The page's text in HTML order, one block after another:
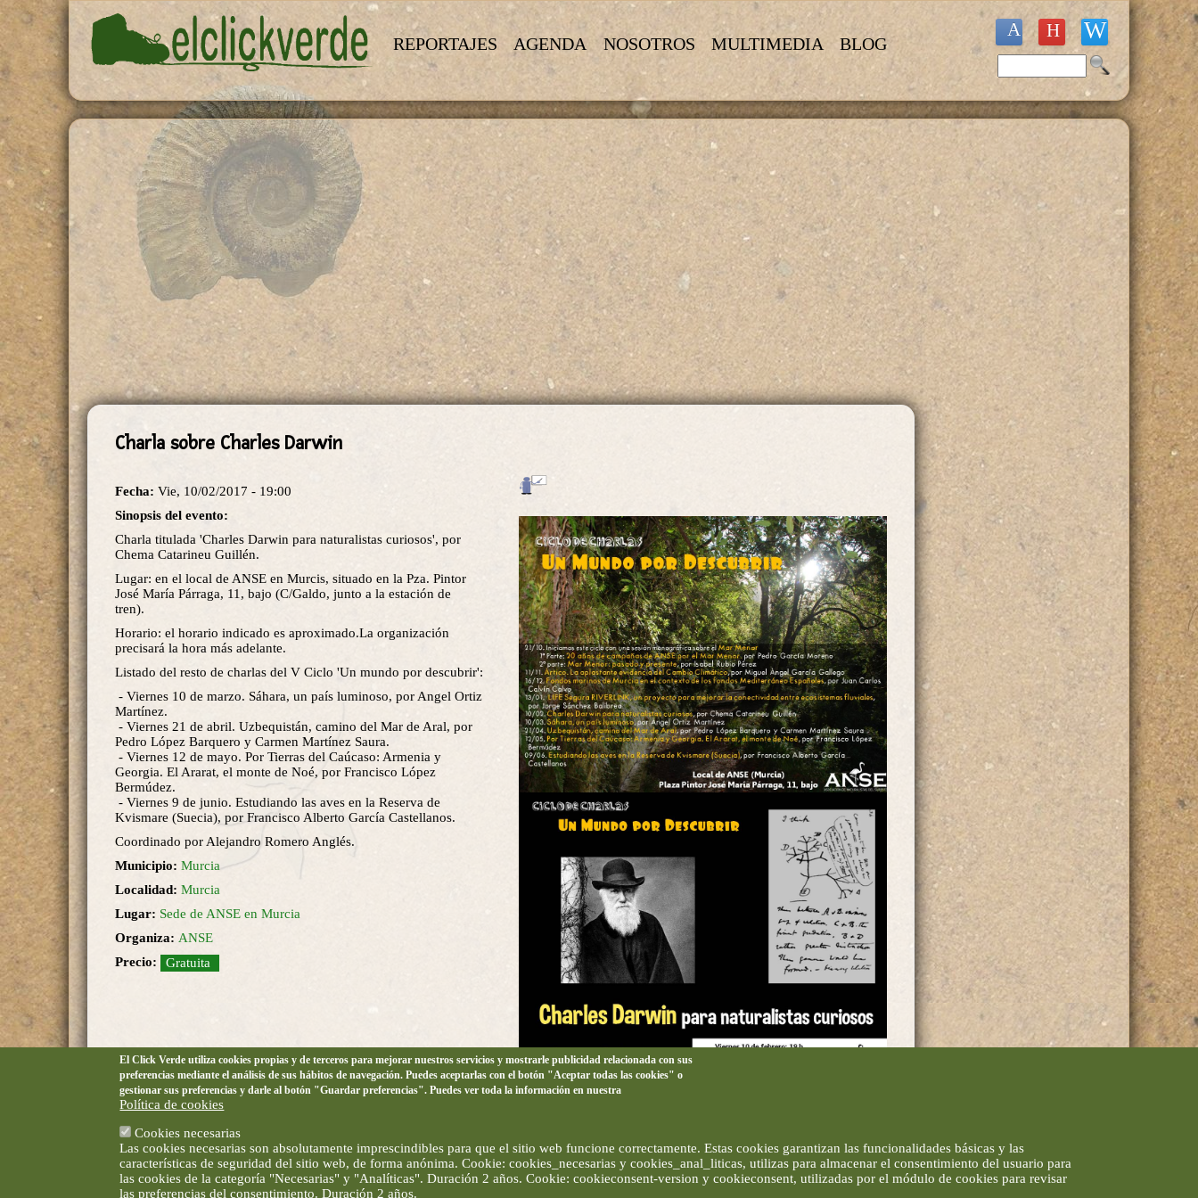
Pasar al contenido principal
REPORTAJES AGENDA NOSOTROS MULTIMEDIA BLOG
Formulario de búsqueda
Charla sobre Charles Darwin
Fecha: Vie, 10/02/2017 - 19:00
Sinopsis del evento:
Charla titulada 'Charles Darwin para naturalistas curiosos', por
Chema Catarineu Guillén.
Lugar: en el local de ANSE en Murcis, situado en la Pza. Pintor
José María Párraga, 11, bajo (C/Galdo, junto a la estación de
tren).
Horario: el horario indicado es aproximado.La organización
precisará la hora más adelante.
Listado del resto de charlas del V Ciclo 'Un mundo por descubrir':
- Viernes 10 de marzo. Sáhara, un país luminoso, por Angel Ortiz
Martínez.
- Viernes 21 de abril. Uzbequistán, camino del Mar de Aral, por
Pedro López Barquero y Carmen Martínez Saura.
- Viernes 12 de mayo. Por Tierras del Caúcaso: Armenia y
Georgia. El Ararat, el monte de Noé, por Francisco López
Bermúdez.
- Viernes 9 de junio. Estudiando las aves en la Reserva de
Kvismare (Suecia), por Francisco Alberto García Castellanos.
Coordinado por Alejandro Romero Anglés.
Municipio: Murcia
Localidad: Murcia
Lugar: Sede de ANSE en Murcia
Organiza: ANSE
Precio:
Gratuita
El Click Verde utiliza cookies propias y de terceros para mejorar nuestros servicios y mostrarle publicidad relacionada con sus
preferencias mediante el análisis de sus hábitos de navegación. Puedes aceptarlas con el botón "Aceptar todas las cookies" o
gestionar sus preferencias y darle al botón "Guardar preferencias". Puedes ver toda la información en nuestra
Política de cookies
Cookies necesarias
Las cookies necesarias son absolutamente imprescindibles para que el sitio web funcione correctamente. Estas cookies garantizan las funcionalidades básicas y las
características de seguridad del sitio web, de forma anónima. Cookie: cookies_necesarias y cookies_anal_liticas, utilizas para almacenar el consentimiento del usuario para
las cookies de la categoría "Necesarias" y "Analíticas". Duración 2 años. Cookie: cookieconsent-version y cookieconsent, utilizadas por el módulo de cookies para revisar
las preferencias del consentimiento. Duración 2 años.